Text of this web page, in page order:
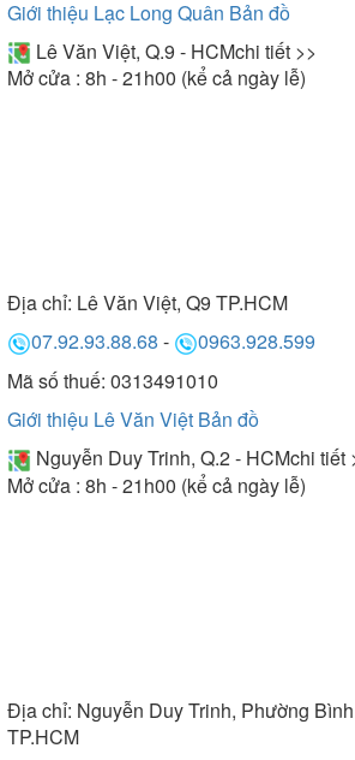
Giới thiệu Lạc Long Quân Bản đồ
Lê Văn Việt, Q.9 - HCMchi tiết >>
Mở cửa : 8h - 21h00 (kể cả ngày lễ)
Địa chỉ: Lê Văn Việt, Q9 TP.HCM
07.92.93.88.68 -
0963.928.599
Mã số thuế: 0313491010
Giới thiệu Lê Văn Việt Bản đồ
Nguyễn Duy Trinh, Q.2 - HCMchi tiết
Mở cửa : 8h - 21h00 (kể cả ngày lễ)
Địa chỉ: Nguyễn Duy Trinh, Phường
TP.HCM